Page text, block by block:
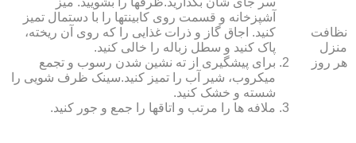
نظافت
منزل
هر روز
آشپزخانه و قسمت روی کابینت‏ها را با دستمال تمیز
کنید. اجاق گاز و ذرات غذایی را که روی آن ریخته،
پاک کنید و سطل زباله را خالی کنید.
برای پیشگیری از ته نشین شدن رسوب و تجمع
میکروب، شیر آب را تمیز کنید.سینک ظرف شویی را
شسته و خشک کنید.
ملافه‏ ها را مرتب و اتاق‏ها را جمع و جور کنید.